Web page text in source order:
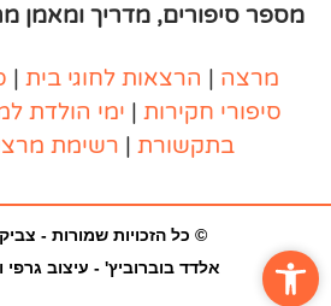
פתח סרגל נגישות
מספר סיפורים, מדריך ומאמן
מרצה | הרצאות לחוגי בית |
סיפורי חקירות | ימי הולדת
בתקשורת | רשימת
© כל הזכויות שמורות -
אלדד בוברוביץ' - עיצוב גרפי